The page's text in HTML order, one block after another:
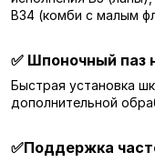
В34 (комби с малым
✅ Шпоночный паз
Быстрая установка
дополнительной
✅Поддержка